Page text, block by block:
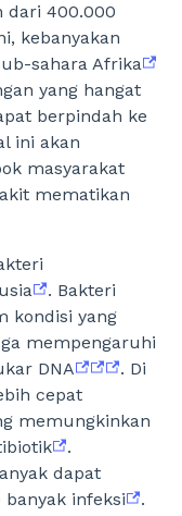
dari 400.000
kebanyakan
sahara Afrika
yang hangat
berpindah ke
ini akan
masyarakat
mematikan
. Bakteri
kondisi yang
mempengaruhi
DNA
. Di
cepat
memungkinkan
.
dapat
infeksi
.